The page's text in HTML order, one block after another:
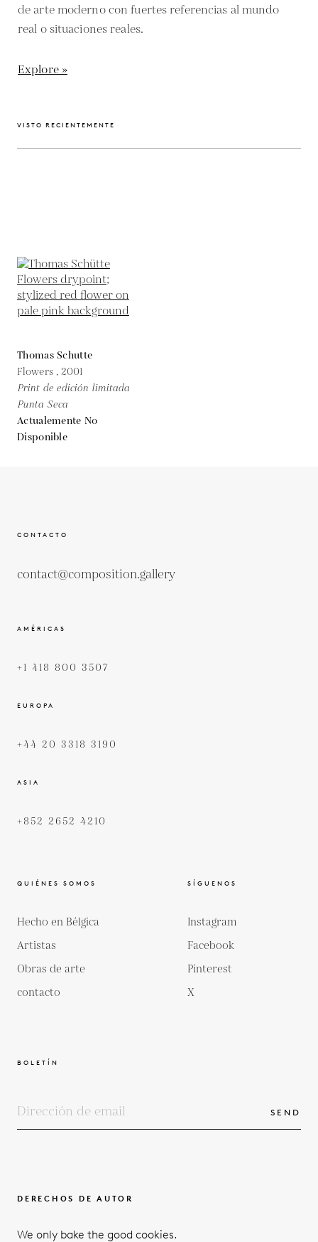
de arte moderno con fuertes referencias al mundo
real o situaciones reales.
Explore »
VISTO RECIENTEMENTE
Thomas Schutte
Flowers , 2001
Print de edición limitada
Punta Seca
Actualemente No
Disponible
CONTACTO
contact@composition.gallery
AMÉRICAS
+1 418 800 3507
EUROPA
+44 20 3318 3190
ASIA
+852 2652 4210
QUIÉNES SOMOS
Hecho en Bélgica
Artistas
Obras de arte
contacto
SÍGUENOS
Instagram
Facebook
Pinterest
X
BOLETÍN
SEND
DERECHOS DE AUTOR
We only bake the good cookies.